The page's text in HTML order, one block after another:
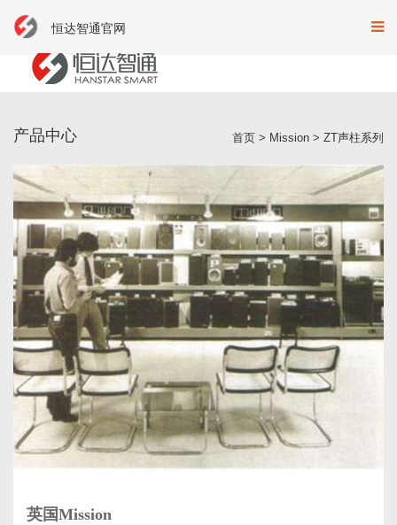
产品中心 首页 > Mission > ZT声柱系列
英国Mission
恒达智通官网